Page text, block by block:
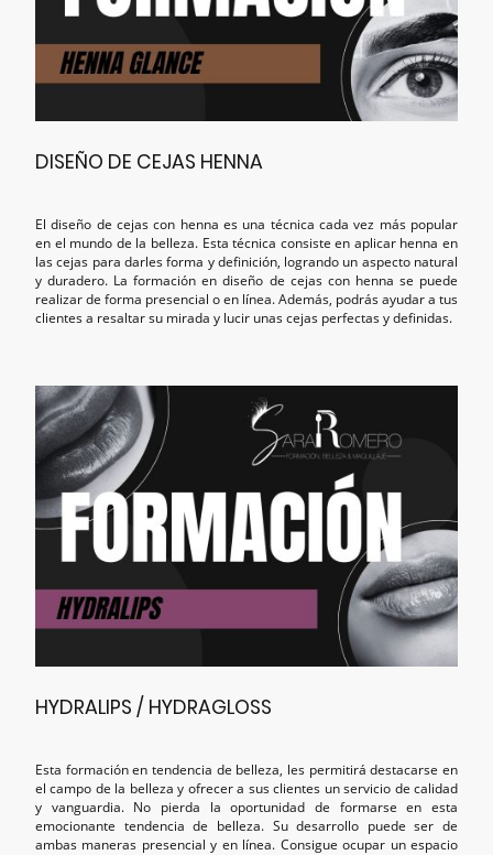
DISEÑO DE CEJAS HENNA
El diseño de cejas con henna es una técnica cada vez más popular
en el mundo de la belleza. Esta técnica consiste en aplicar henna en
las cejas para darles forma y definición, logrando un aspecto natural
y duradero. La formación en diseño de cejas con henna se puede
realizar de forma presencial o en línea. Además, podrás ayudar a tus
clientes a resaltar su mirada y lucir unas cejas perfectas y definidas.
HYDRALIPS / HYDRAGLOSS
Esta formación en tendencia de belleza, les permitirá destacarse en
el campo de la belleza y ofrecer a sus clientes un servicio de calidad
y vanguardia. No pierda la oportunidad de formarse en esta
emocionante tendencia de belleza. Su desarrollo puede ser de
ambas maneras presencial y en línea. Consigue ocupar un espacio